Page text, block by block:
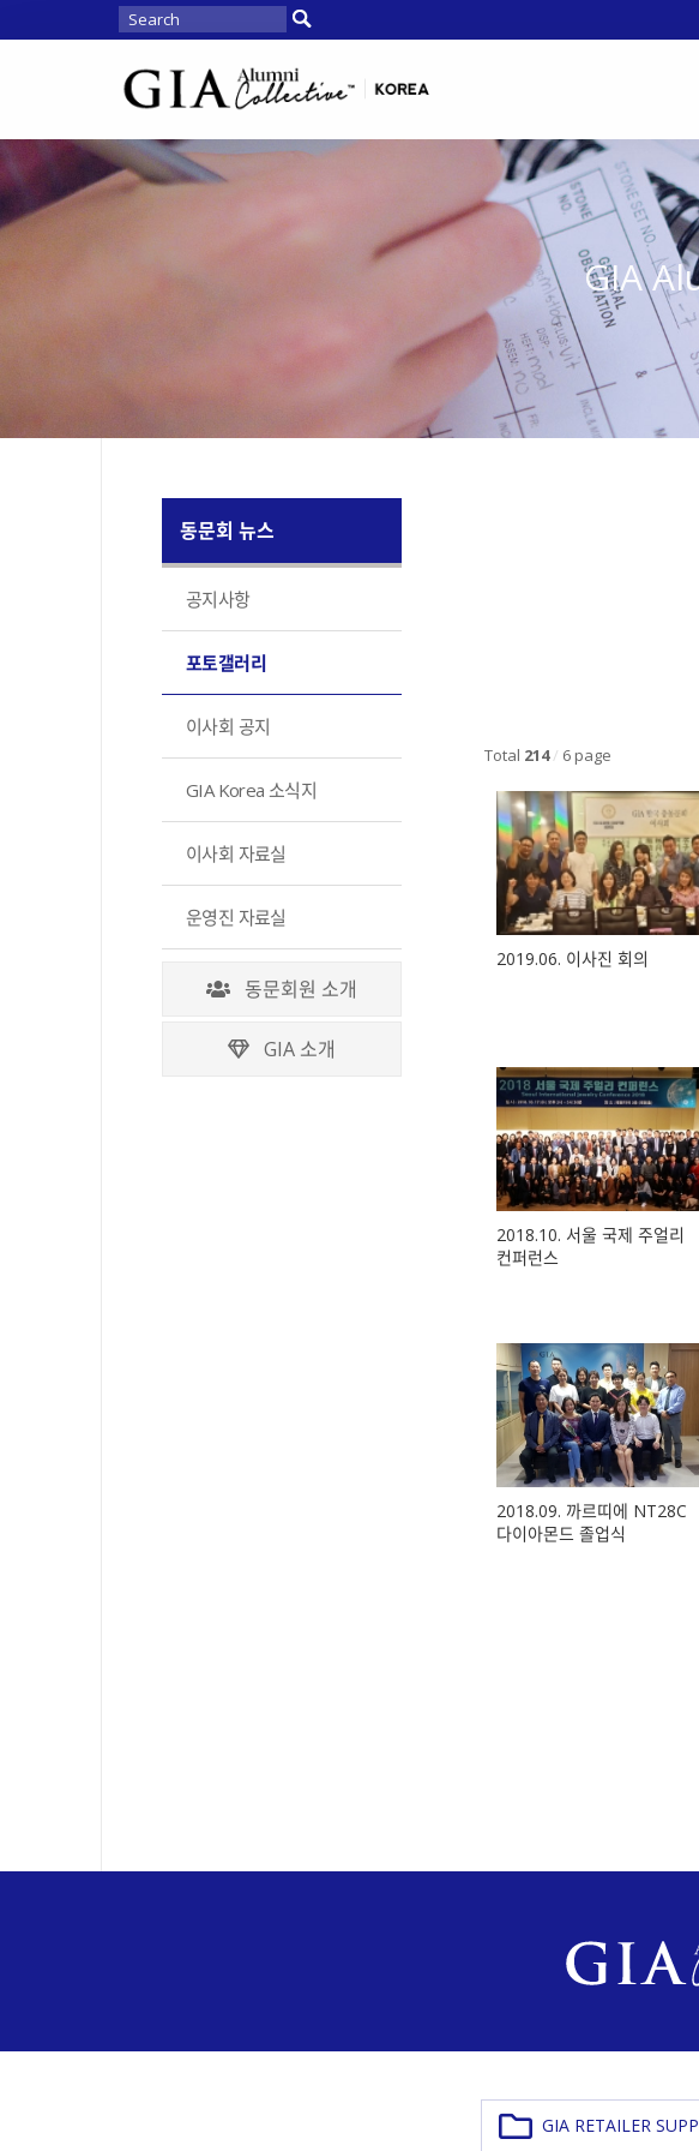
GIA
동문회 뉴스
공지사항
포토갤러리
이사회 공지
GIA Korea 소식지
이사회 자료실
운영진 자료실
동문회원 소개
GIA 소개
Total 214 / 6 page
2019.06. 이사진 회의
2018.10. 서울 국제 주얼리
컨퍼런스
2018.09. 까르띠에 NT28C
다이아몬드 졸업식
GIA RETAILER